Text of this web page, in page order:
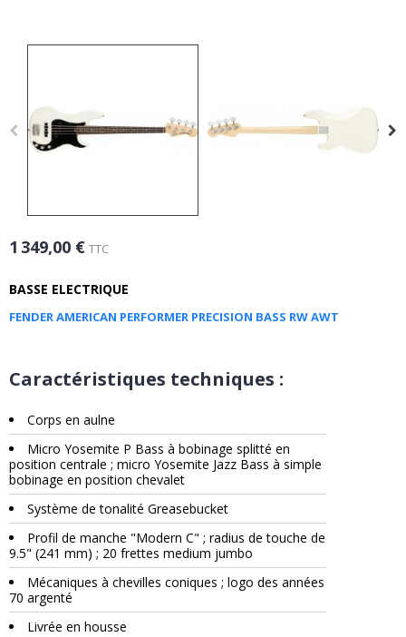
1 349,00 € TTC
BASSE ELECTRIQUE
FENDER AMERICAN PERFORMER PRECISION BASS RW AWT
Caractéristiques techniques :
Corps en aulne
Micro Yosemite P Bass à bobinage splitté en
position centrale ; micro Yosemite Jazz Bass à simple
bobinage en position chevalet
Système de tonalité Greasebucket
Profil de manche "Modern C" ; radius de touche de
9.5" (241 mm) ; 20 frettes medium jumbo
Mécaniques à chevilles coniques ; logo des années
70 argenté
Livrée en housse